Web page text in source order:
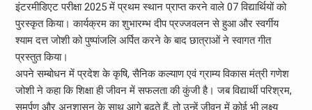
इंटरमीडिएट परीक्षा 2025 में प्रथम स्थान प्राप्त करने वाले 07 विद्यार्थियों को
पुरस्कृत किया। कार्यक्रम का शुभारम्भ दीप प्रज्जवलन से हुआ और स्वर्गीय
श्याम दत्त जोशी को पुष्पांजलि अर्पित करने के बाद छात्राओं ने स्वागत गीत
प्रस्तुत किया।
अपने सम्बोधन में प्रदेश के कृषि, सैनिक कल्याण एवं ग्राम्य विकास मंत्री गणेश
जोशी ने कहा कि शिक्षा ही जीवन में सफलता की कुंजी है। जब विद्यार्थी परिश्रम,
समर्पण और अनुशासन के साथ आगे बढ़ते हैं, तो उन्हें जीवन में कोई भी लक्ष्य